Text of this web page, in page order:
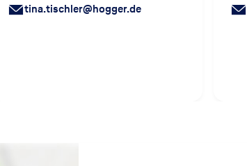
tina.tischler@hogger.de